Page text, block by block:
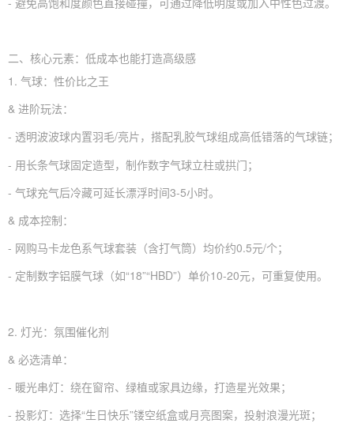
二、核心元素：低成本也能打造高级感
1. 气球：性价比之王
& 进阶玩法：
- 透明波波球内置羽毛/亮片，搭配乳胶气球组成高低错落的气球链；
- 用长条气球固定造型，制作数字气球立柱或拱门；
- 气球充气后冷藏可延长漂浮时间3-5小时。
& 成本控制：
- 网购马卡龙色系气球套装（含打气筒）均价约0.5元/个；
- 定制数字铝膜气球（如“18”“HBD”）单价10-20元，可重复使用。
2. 灯光：氛围催化剂
& 必选清单：
- 暖光串灯：绕在窗帘、绿植或家具边缘，打造星光效果；
- 投影灯：选择“生日快乐”镂空纸盒或月亮图案，投射浪漫光斑；